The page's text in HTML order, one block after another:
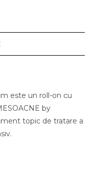
este un roll-on cu
by
topic de tratare a